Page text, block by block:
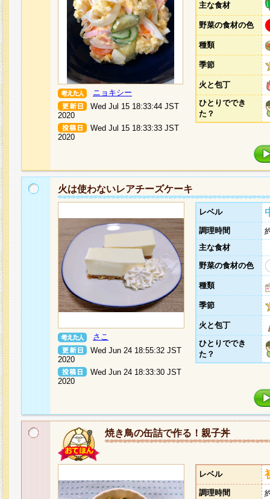
ニョキシー
Wed Jul 15 18:33:44 JST
2020
Wed Jul 15 18:33:33 JST
2020
主な食材
野菜の食材の色
種類
季節
火と包丁
ひとりででき
た？
火は使わないレアチーズケーキ
さこ
Wed Jun 24 18:55:32 JST
2020
Wed Jun 24 18:33:30 JST
2020
レベル
調理時間
主な食材
野菜の食材の色
種類
季節
火と包丁
ひとりででき
た？
焼き鳥の缶詰で作る！親子丼
レベル
調理時間